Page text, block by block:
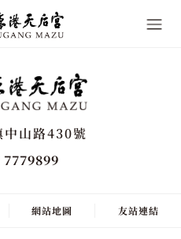
中山路430號
網站地圖 友站連結